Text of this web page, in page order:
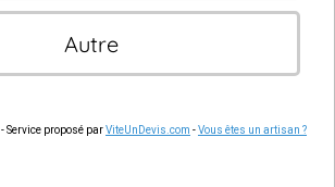
Autre
- Service proposé parViteUnDevis.com -Vous êtes un artisan ?